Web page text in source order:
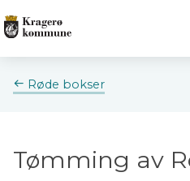
Kragerø
kommune
Kragerø
Du
er
Røde bokser
Tømming av